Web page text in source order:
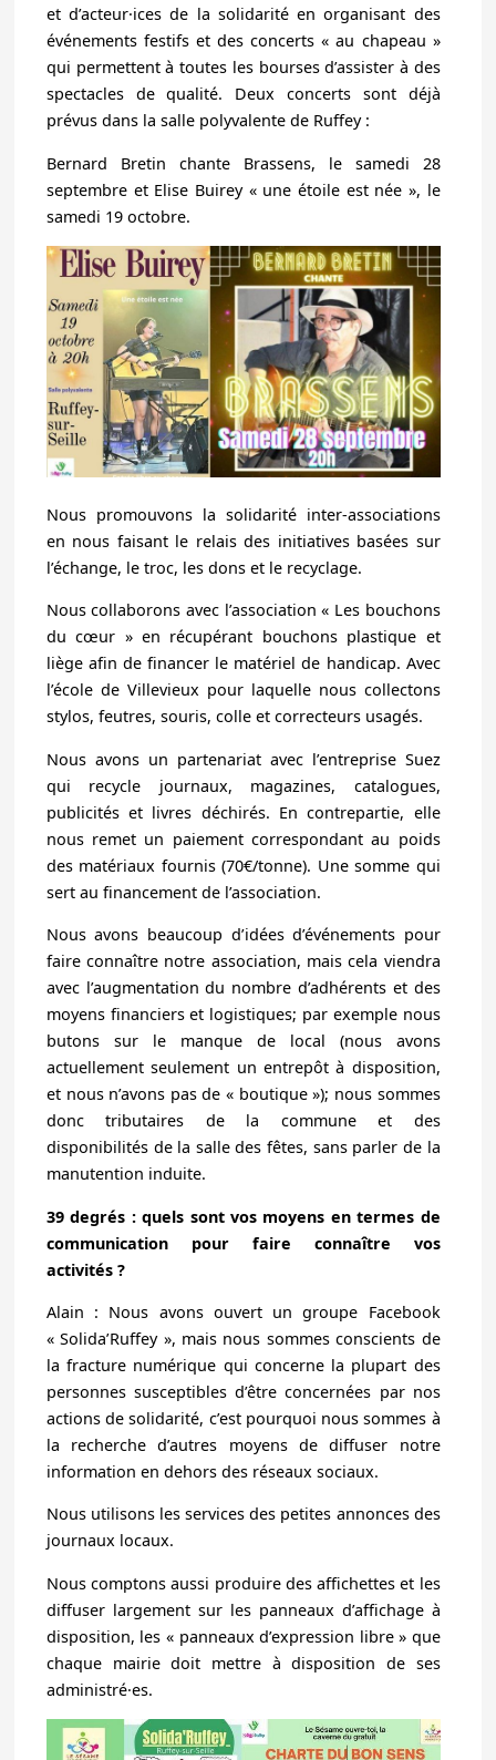
et d’acteur·ices de la solidarité en organisant des
événements festifs et des concerts « au chapeau »
qui permettent à toutes les bourses d’assister à des
spectacles de qualité. Deux concerts sont déjà
prévus dans la salle polyvalente de Ruffey :
Bernard Bretin chante Brassens, le samedi 28
septembre et Elise Buirey « une étoile est née », le
samedi 19 octobre.
Nous promouvons la solidarité inter-associations
en nous faisant le relais des initiatives basées sur
l’échange, le troc, les dons et le recyclage.
Nous collaborons avec l’association « Les bouchons
du cœur » en récupérant bouchons plastique et
liège afin de financer le matériel de handicap. Avec
l’école de Villevieux pour laquelle nous collectons
stylos, feutres, souris, colle et correcteurs usagés.
Nous avons un partenariat avec l’entreprise Suez
qui recycle journaux, magazines, catalogues,
publicités et livres déchirés. En contrepartie, elle
nous remet un paiement correspondant au poids
des matériaux fournis (70€/tonne). Une somme qui
sert au financement de l’association.
Nous avons beaucoup d’idées d’événements pour
faire connaître notre association, mais cela viendra
avec l’augmentation du nombre d’adhérents et des
moyens financiers et logistiques; par exemple nous
butons sur le manque de local (nous avons
actuellement seulement un entrepôt à disposition,
et nous n’avons pas de « boutique »); nous sommes
donc tributaires de la commune et des
disponibilités de la salle des fêtes, sans parler de la
manutention induite.
39 degrés : quels sont vos moyens en termes de
communication pour faire connaître vos
activités ?
Alain : Nous avons ouvert un groupe Facebook
« Solida’Ruffey », mais nous sommes conscients de
la fracture numérique qui concerne la plupart des
personnes susceptibles d’être concernées par nos
actions de solidarité, c’est pourquoi nous sommes à
la recherche d’autres moyens de diffuser notre
information en dehors des réseaux sociaux.
Nous utilisons les services des petites annonces des
journaux locaux.
Nous comptons aussi produire des affichettes et les
diffuser largement sur les panneaux d’affichage à
disposition, les « panneaux d’expression libre » que
chaque mairie doit mettre à disposition de ses
administré·es.